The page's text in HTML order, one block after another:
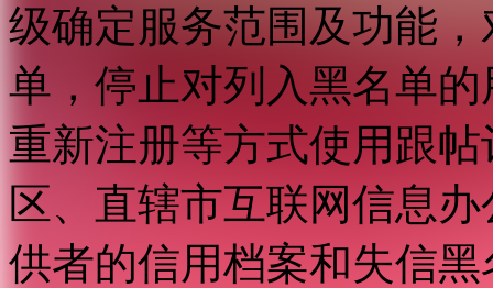
级确定服务范围及功能
单，停止对列入黑名单
重新注册等方式使用跟
区、直辖市互联网信息
供者的信用档案和失信